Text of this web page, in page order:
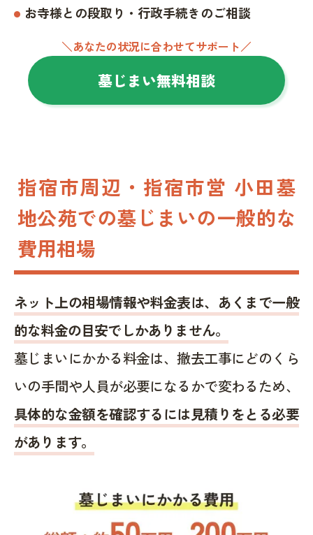
お寺様との段取り・行政手続きのご相談
＼あなたの状況に合わせてサポート／
墓じまい無料相談
指宿市周辺・指宿市営 小田墓
地公苑での墓じまいの一般的な
費用相場
ネット上の相場情報や料金表は、あくまで一般
的な料金の目安でしかありません。
墓じまいにかかる料金は、撤去工事にどのくら
いの手間や人員が必要になるかで変わるため、
具体的な金額を確認するには見積りをとる必要
があります。